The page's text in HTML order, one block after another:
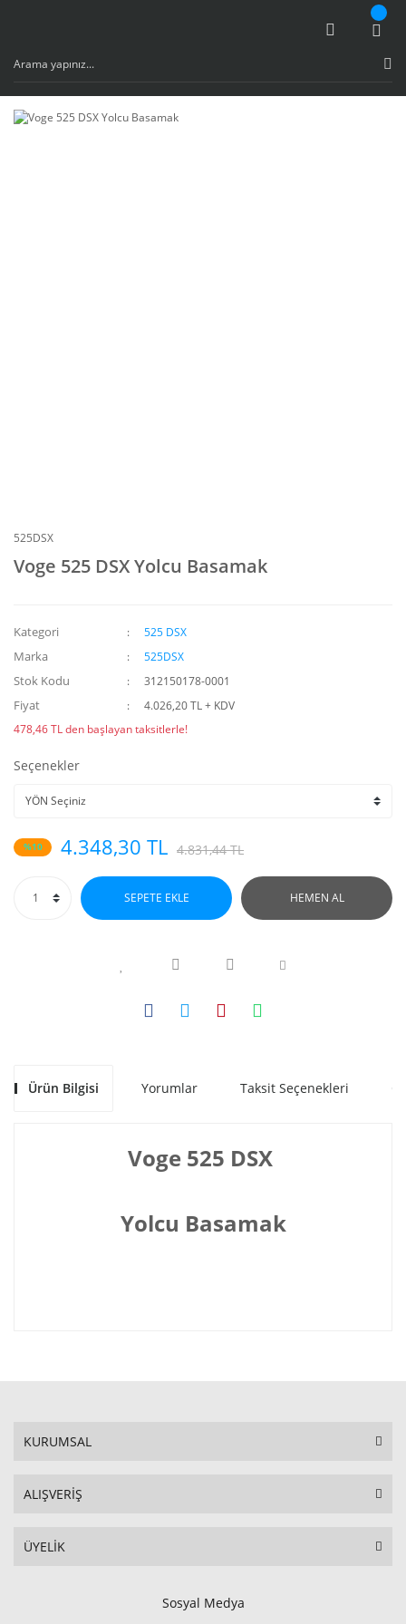
525DSX
Voge 525 DSX Yolcu Basamak
Kategori 525 DSX
Marka 525DSX
Stok Kodu 312150178-0001
Fiyat
4.026,20 TL + KDV
478,46 TL den başlayan taksitlerle!
Seçenekler
%10 4.348,30 TL 4.831,44 TL
SEPETE EKLE HEMEN AL
Ürün Bilgisi Yorumlar Taksit Seçenekleri
Voge 525 DSX
Yolcu Basamak
KURUMSAL
ALIŞVERİŞ
ÜYELİK
Sosyal Medya